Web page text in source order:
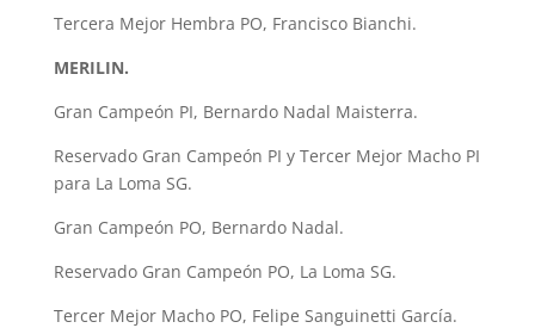
Tercera Mejor Hembra PO, Francisco Bianchi.
MERILIN.
Gran Campeón PI, Bernardo Nadal Maisterra.
Reservado Gran Campeón PI y Tercer Mejor Macho PI
para La Loma SG.
Gran Campeón PO, Bernardo Nadal.
Reservado Gran Campeón PO, La Loma SG.
Tercer Mejor Macho PO, Felipe Sanguinetti García.